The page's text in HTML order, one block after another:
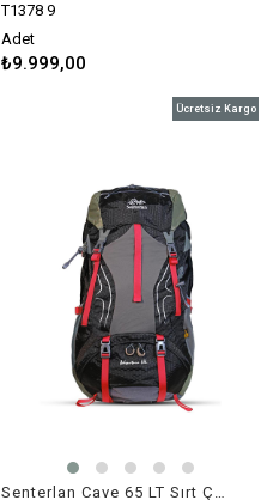
T1378 9
Adet
₺9.999,00
Ücretsiz Kargo